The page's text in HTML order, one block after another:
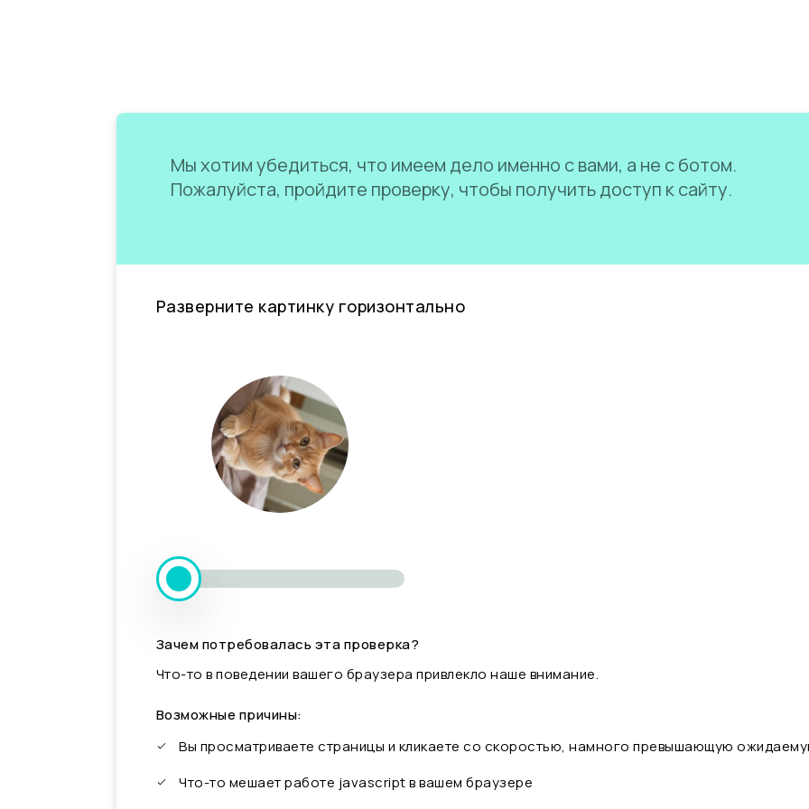
Мы хотим убедиться, что имеем дело именно с вами, а не с ботом.
Пожалуйста, пройдите проверку, чтобы получить доступ к сайту.
Разверните картинку горизонтально
Зачем потребовалась эта проверка?
Что-то в поведении вашего браузера привлекло наше внимание.
Возможные причины:
Вы просматриваете страницы и кликаете со скоростью, намного превышающую
Что-то мешает работе javascript в вашем браузере